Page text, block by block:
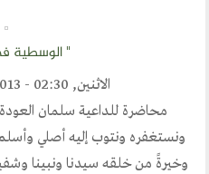
" الوسطية
الاثنين, December 9, 2013 - 02:30
محاضرة للداعية سلمان
ونستغفره ونتوب إليه أصلي
وخيرةً من خلقه سيدنا ونبينا